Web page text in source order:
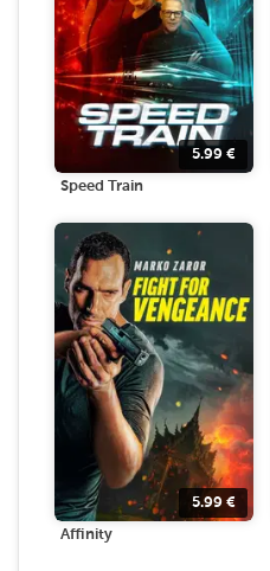
5.99 €
Speed Train
5.99 €
Affinity